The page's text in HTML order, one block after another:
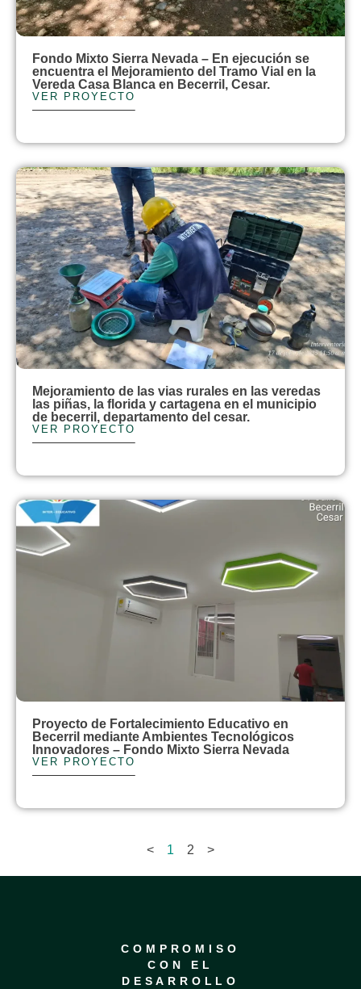
Fondo Mixto Sierra Nevada – En ejecución se
encuentra el Mejoramiento del Tramo Vial en la
Vereda Casa Blanca en Becerril, Cesar.
VER PROYECTO
Mejoramiento de las vias rurales en las veredas
las piñas, la florida y cartagena en el municipio
de becerril, departamento del cesar.
VER PROYECTO
Proyecto de Fortalecimiento Educativo en
Becerril mediante Ambientes Tecnológicos
Innovadores – Fondo Mixto Sierra Nevada
VER PROYECTO
< 1 2 >
COMPROMISO
CON EL
DESARROLLO